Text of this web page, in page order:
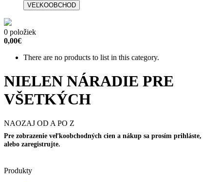
VEĽKOOBCHOD
0 položiek
0,00€
There are no products to list in this category.
NIELEN NÁRADIE PRE
VŠETKÝCH
NAOZAJ OD A PO Z
Pre zobrazenie veľkoobchodných cien a nákup sa prosím prihláste,
alebo zaregistrujte.
Produkty